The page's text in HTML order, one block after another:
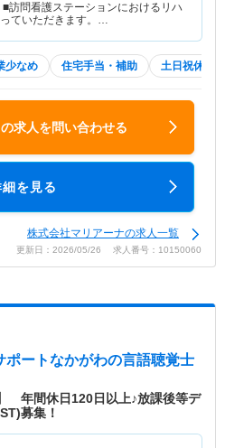
■訪問看護ステーションにおけるリハ
ていただきます。…
少なめ 住宅手当・補助 土日祝休
求人を問い合わせる
細を見る
株式会社マリアーナの求人一覧
更新日：2026/05/26 求人番号：10150060
ポートなかがわの言語聴覚士
年間休日120日以上♪放課後等デ
募集！